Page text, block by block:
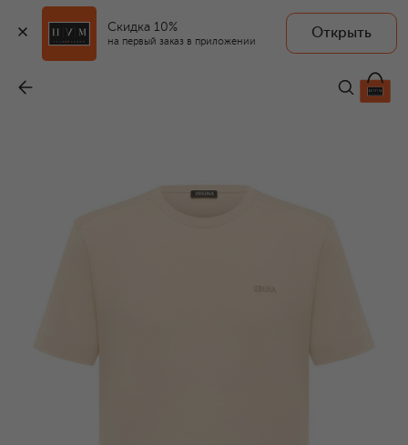
Скидка 10%
на первый заказ в приложении
Открыть
46 500 ₽